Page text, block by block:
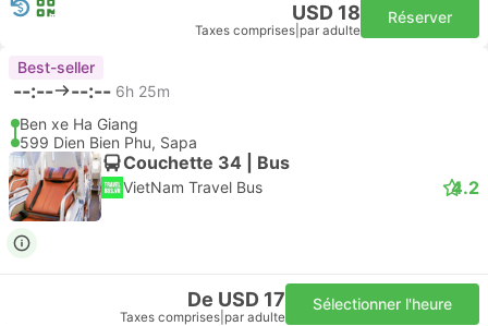
USD 18
Taxes comprises par adulte
Réserver
Best-seller
--:-- --:-- 6h 25m
Ben xe Ha Giang
599 Dien Bien Phu, Sapa
Couchette 34 | Bus
VietNam Travel Bus 4.2
De USD 17
Taxes comprises par adulte
Sélectionner l'heure